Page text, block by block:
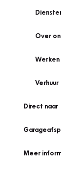
Over
Werken
Verhuur
Direct naar
Meer